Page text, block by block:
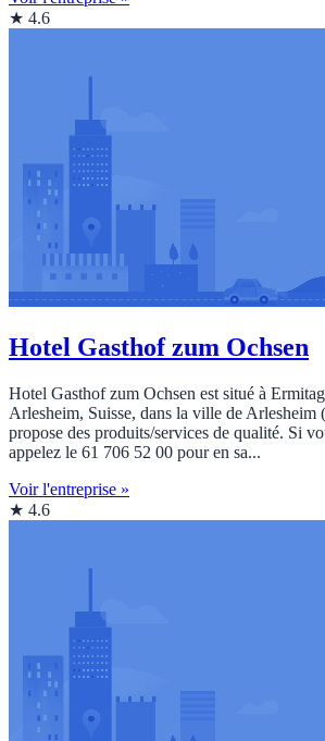
★ 4.6
Hotel Gasthof zum Ochsen
Hotel Gasthof zum Ochsen est situé à
Arlesheim, Suisse, dans la ville de Arlesheim
propose des produits/services de qualité. Si
appelez le 61 706 52 00 pour en sa...
Voir l'entreprise »
★ 4.6